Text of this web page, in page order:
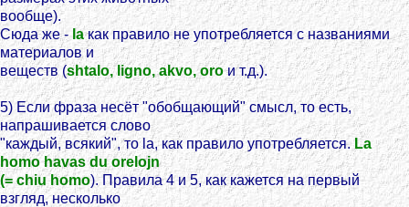
вообще).
Сюда же - laкак правило не употребляется с названиями
материалов и
веществ (shtalo, ligno, akvo, oroи т.д.).
5) Если фраза несёт "обобщающий" смысл, то есть,
напрашивается слово
"каждый, всякий", то la, как правило употребляется.La
homo havas du orelojn
(= chiu homo). Правила 4 и 5, как кажется на первый
взгляд, несколько